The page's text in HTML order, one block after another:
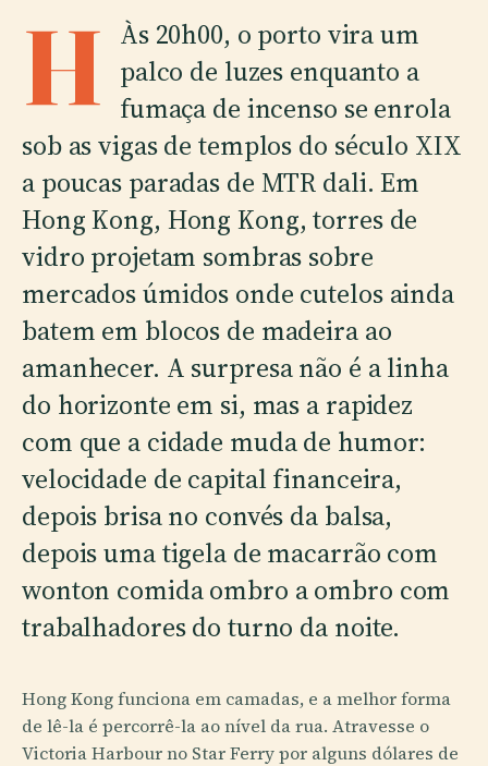
H Às 20h00, o porto vira um
palco de luzes enquanto a
fumaça de incenso se enrola
sob as vigas de templos do século XIX
a poucas paradas de MTR dali. Em
Hong Kong, Hong Kong, torres de
vidro projetam sombras sobre
mercados úmidos onde cutelos ainda
batem em blocos de madeira ao
amanhecer. A surpresa não é a linha
do horizonte em si, mas a rapidez
com que a cidade muda de humor:
velocidade de capital financeira,
depois brisa no convés da balsa,
depois uma tigela de macarrão com
wonton comida ombro a ombro com
trabalhadores do turno da noite.
Hong Kong funciona em camadas, e a melhor forma
de lê-la é percorrê-la ao nível da rua. Atravesse o
Victoria Harbour no Star Ferry por alguns dólares de